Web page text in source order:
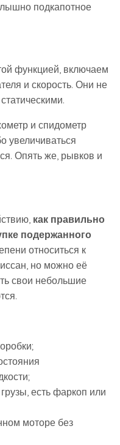
подкапотное
функцией, включаем
и скорость. Они не
и спидометр
увеличиваться
Опять же, рывков и
как правильно
подержанного
относиться к
но можно её
свои небольшие
есть фаркоп или
моторе без